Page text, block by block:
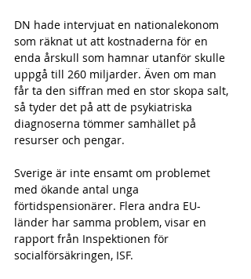
DN hade intervjuat en nationalekonom
som räknat ut att kostnaderna för en
enda årskull som hamnar utanför skulle
uppgå till 260 miljarder. Även om man
får ta den siffran med en stor skopa salt,
så tyder det på att de psykiatriska
diagnoserna tömmer samhället på
resurser och pengar.
Sverige är inte ensamt om problemet
med ökande antal unga
förtidspensionärer. Flera andra EU-
länder har samma problem, visar en
rapport från Inspektionen för
socialförsäkringen, ISF.